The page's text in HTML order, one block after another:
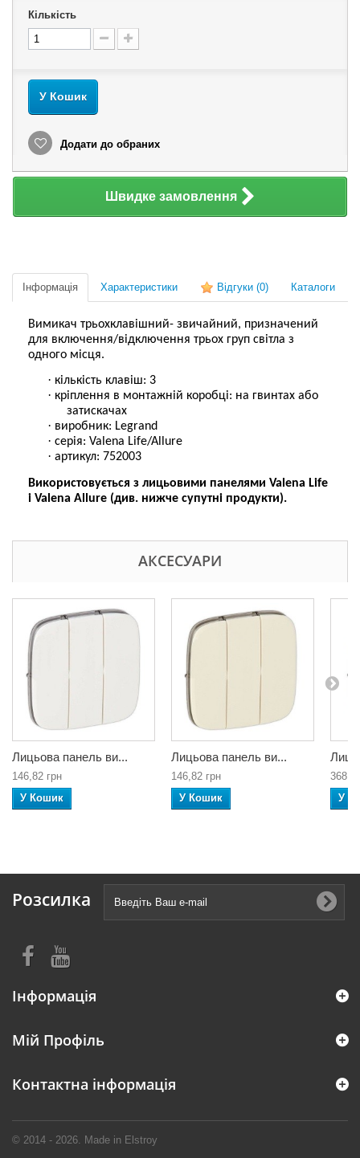
Кількість
У Кошик
Додати до обраних
Швидке замовлення
Інформація Характеристики Відгуки (0) Каталоги
Вимикач трьохклавішний- звичайний, призначений
для включення/відключення трьох груп світла з
одного місця.
· кількість клавіш: 3
· кріплення в монтажній коробці: на гвинтах або
затискачах
· виробник: Legrand
· серія: Valena Life/Allure
· артикул: 752003
Використовується з лицьовими панелями Valena Life
і Valena Allure (див. нижче супутні продукти).
АКСЕСУАРИ
Лицьова панель ви...
146,82 грн
У Кошик
Лицьова панель ви...
146,82 грн
У Кошик
У
Розсилка
Інформація
© 2014 - 2026. Made in Elstroy
Мій Профіль
Контактна інформація